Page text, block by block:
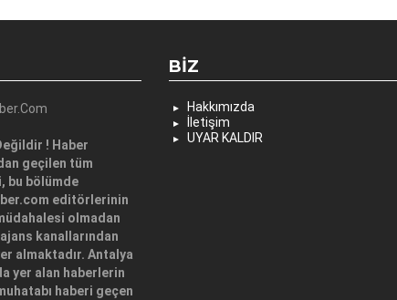
! Haber
geçilen tüm
bu bölümde
editörlerinin
olmadan
kanallarından
almaktadır. Antalya
yer alan haberlerin
haberi geçen
BIZ
Hakkımızda
İletişim
UYAR KALDIR